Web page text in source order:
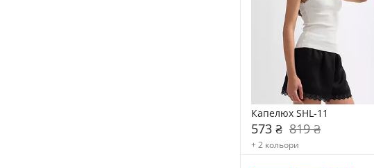
Капелюх SHL-11
573 ₴ 819 ₴
+ 2 кольори